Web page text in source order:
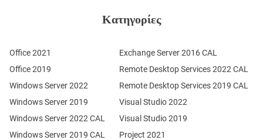
Κατηγορίες
Office 2021
Office 2019
Windows Server 2022
Windows Server 2019
Windows Server 2022 CAL
Windows Server 2019 CAL
Remote Desktop Services 2022 CAL
Remote Desktop Services 2019 CAL
Exchange Server 2016 CAL
Visual Studio 2022
Visual Studio 2019
Project 2021